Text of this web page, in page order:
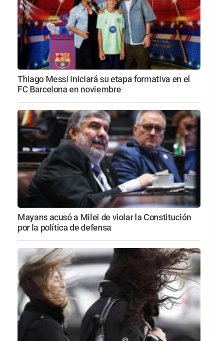
Thiago Messi iniciará su etapa formativa en el
FC Barcelona en noviembre
Mayans acusó a Milei de violar la Constitución
por la política de defensa